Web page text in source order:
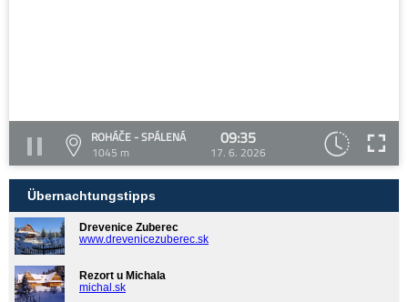
ROHÁČE - SPÁLENÁ
1045 m
09:35
17. 6. 2026
Übernachtungstipps
Drevenice Zuberec
www.drevenicezuberec.sk
Rezort u Michala
michal.sk